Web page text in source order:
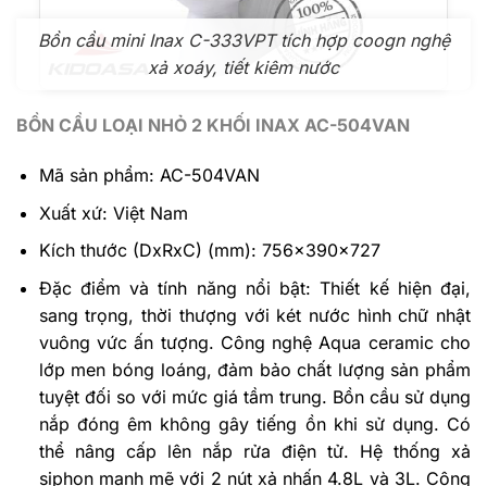
Bồn cầu mini Inax C-333VPT tích hợp coogn nghệ
xả xoáy, tiết kiêm nước
BỒN CẦU LOẠI NHỎ 2 KHỐI INAX AC-504VAN
Mã sản phẩm: AC-504VAN
Xuất xứ: Việt Nam
Kích thước (DxRxC) (mm): 756x390x727
Đặc điểm và tính năng nổi bật: Thiết kế hiện đại,
sang trọng, thời thượng với két nước hình chữ nhật
vuông vức ấn tượng. Công nghệ Aqua ceramic cho
lớp men bóng loáng, đảm bảo chất lượng sản phẩm
tuyệt đối so với mức giá tầm trung. Bồn cầu sử dụng
nắp đóng êm không gây tiếng ồn khi sử dụng. Có
thể nâng cấp lên nắp rửa điện tử. Hệ thống xả
siphon mạnh mẽ với 2 nút xả nhấn 4.8L và 3L. Công